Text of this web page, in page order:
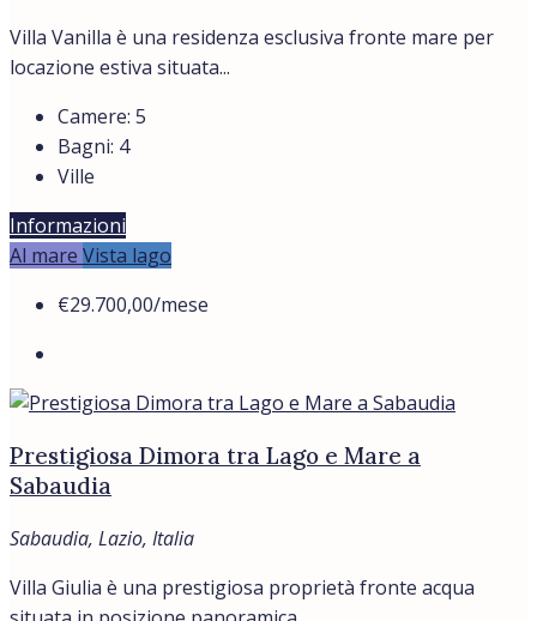
Villa Vanilla è una residenza esclusiva fronte mare per
locazione estiva situata...
Camere: 5
Bagni: 4
Ville
Informazioni
Al mare Vista lago
€29.700,00/mese
Prestigiosa Dimora tra Lago e Mare a
Sabaudia
Sabaudia, Lazio, Italia
Villa Giulia è una prestigiosa proprietà fronte acqua